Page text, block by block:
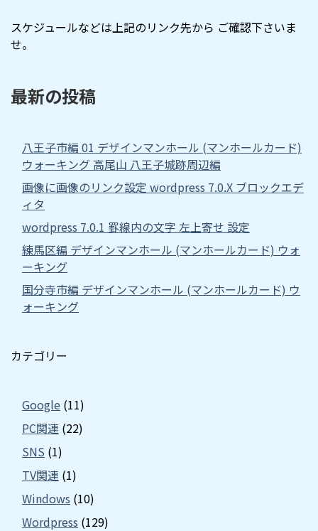
スケジュールなどは上記のリンク先から ご確認下さいま
せ。
最新の投稿
八王子市編 01 デザインマンホール (マンホールカード)
ウォーキング 高尾山 八王子城跡周辺編
画像に画像のリンク設定 wordpress 7.0.X ブロックエデ
ィタ
wordpress 7.0.1 罫線内の文字 左上寄せ 設定
練馬区編 デザインマンホール (マンホールカード) ウォ
ーキング
国分寺市編 デザインマンホール (マンホールカード) ウ
ォーキング
カテゴリー
Google (11)
PC関連 (22)
SNS (1)
TV関連 (1)
Windows (10)
Wordpress (129)